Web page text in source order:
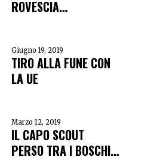
ROVESCIA…
Giugno 19, 2019
TIRO ALLA FUNE CON
LA UE
Marzo 12, 2019
IL CAPO SCOUT
PERSO TRA I BOSCHI…